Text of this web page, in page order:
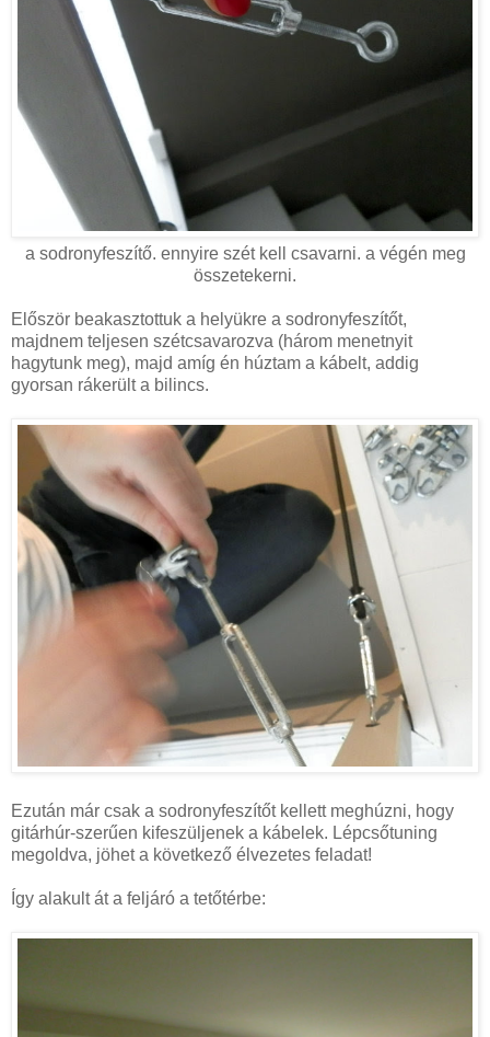
a sodronyfeszítő. ennyire szét kell csavarni. a végén meg
összetekerni.
Először beakasztottuk a helyükre a sodronyfeszítőt,
majdnem teljesen szétcsavarozva (három menetnyit
hagytunk meg), majd amíg én húztam a kábelt, addig
gyorsan rákerült a bilincs.
Ezután már csak a sodronyfeszítőt kellett meghúzni, hogy
gitárhúr-szerűen kifeszüljenek a kábelek. Lépcsőtuning
megoldva, jöhet a következő élvezetes feladat!
Így alakult át a feljáró a tetőtérbe: